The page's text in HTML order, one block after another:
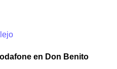
en Don Benito